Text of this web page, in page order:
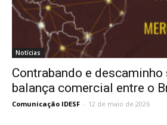
Notícias
Contrabando e descaminho
balança comercial entre o
Comunicação IDESF - 12 de maio de 2026